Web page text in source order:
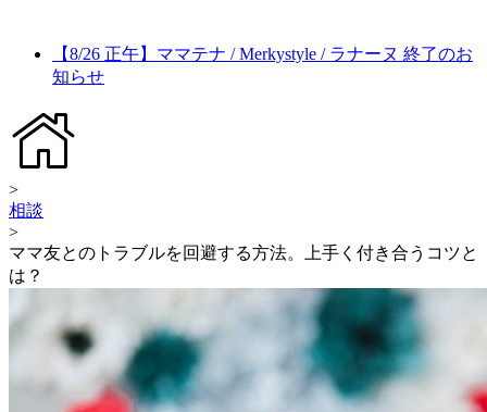
【8/26 正午】ママテナ / Merkystyle / ラナーヌ 終了のお
知らせ
>
相談
>
ママ友とのトラブルを回避する方法。上手く付き合うコツと
は？